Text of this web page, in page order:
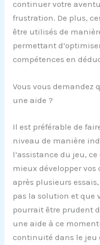
continuer votre
frustration. De plus,
être utilisés de
permettant
compétences en
Vous vous demandez
une aide ?
Il est préférable de
niveau de manière
l’assistance du jeu,
mieux développer vos
après plusieurs
pas la solution et que
pourrait être prudent
une aide à ce
continuité dans le jeu